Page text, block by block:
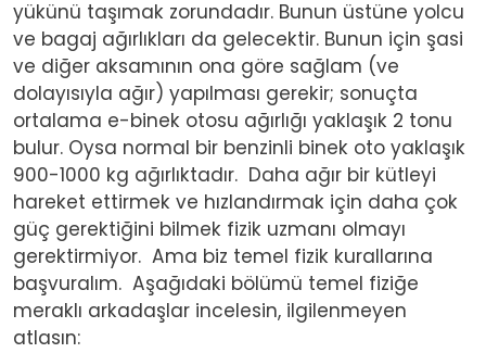
yükünü taşımak zorundadır. Bunun üstüne yolcu
ve bagaj ağırlıkları da gelecektir. Bunun için şasi
ve diğer aksamının ona göre sağlam (ve
dolayısıyla ağır) yapılması gerekir; sonuçta
ortalama e-binek otosu ağırlığı yaklaşık 2 tonu
bulur. Oysa normal bir benzinli binek oto yaklaşık
900-1000 kg ağırlıktadır. Daha ağır bir kütleyi
hareket ettirmek ve hızlandırmak için daha çok
güç gerektiğini bilmek fizik uzmanı olmayı
gerektirmiyor. Ama biz temel fizik kurallarına
başvuralım. Aşağıdaki bölümü temel fiziğe
meraklı arkadaşlar incelesin, ilgilenmeyen
atlasın: